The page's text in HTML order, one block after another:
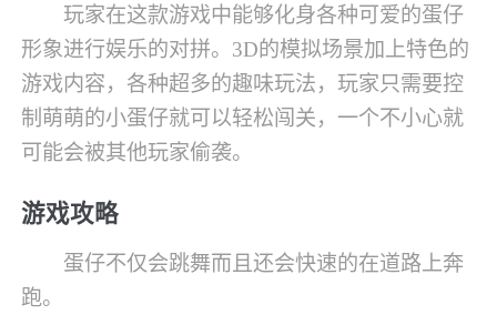
玩家在这款游戏中能够化身各种可爱的蛋仔
形象进行娱乐的对拼。3D的模拟场景加上特色的
游戏内容，各种超多的趣味玩法，玩家只需要控
制萌萌的小蛋仔就可以轻松闯关，一个不小心就
可能会被其他玩家偷袭。
游戏攻略
蛋仔不仅会跳舞而且还会快速的在道路上奔
跑。